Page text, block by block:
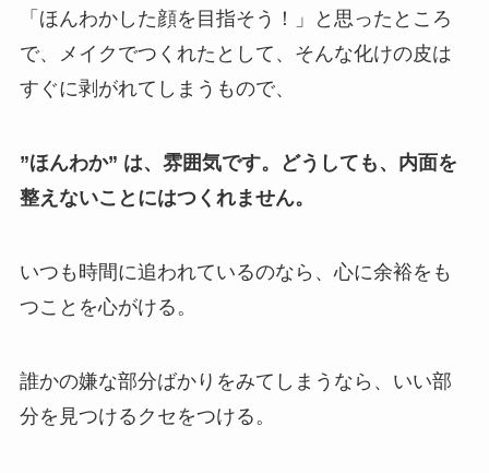
「ほんわかした顔を目指そう！」と思ったところ
で、メイクでつくれたとして、そんな化けの皮は
すぐに剥がれてしまうもので、
”ほんわか” は、雰囲気です。どうしても、内面を
整えないことにはつくれません。
いつも時間に追われているのなら、心に余裕をも
つことを心がける。
誰かの嫌な部分ばかりをみてしまうなら、いい部
分を見つけるクセをつける。